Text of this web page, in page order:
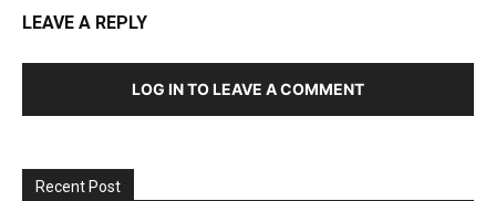
LEAVE A REPLY
LOG IN TO LEAVE A COMMENT
Recent Post